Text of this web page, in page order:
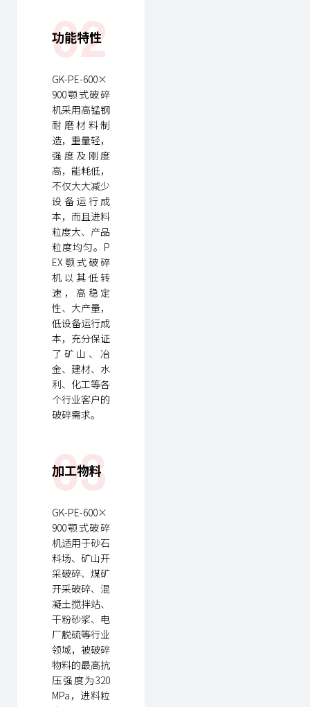
02
功能特性
GK-PE-600×
900颚式破碎
机采用高锰钢
耐磨材料制
造，重量轻，
强度及刚度
高，能耗低，
不仅大大减少
设备运行成
本，而且进料
粒度大、产品
粒度均匀。P
EX颚式破碎
机以其低转
速，高稳定
性、大产量，
低设备运行成
本，充分保证
了矿山、冶
金、建材、水
利、化工等各
个行业客户的
破碎需求。
03
加工物料
GK-PE-600×
900颚式破碎
机适用于砂石
料场、矿山开
采破碎、煤矿
开采破碎、混
凝土搅拌站、
干粉砂浆、电
厂脱硫等行业
领域，被破碎
物料的最高抗
压强度为320
MPa，进料粒